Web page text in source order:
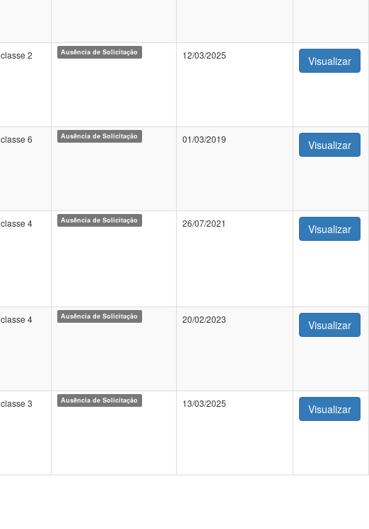
classe 2 Ausência de Solicitação 12/03/2025 Visualizar
classe 6 Ausência de Solicitação 01/03/2019 Visualizar
classe 4 Ausência de Solicitação 26/07/2021 Visualizar
classe 4 Ausência de Solicitação 20/02/2023 Visualizar
classe 3 Ausência de Solicitação 13/03/2025 Visualizar